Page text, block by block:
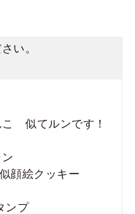
い。
こ 似てルンです！
似顔絵クッキー
ンプ